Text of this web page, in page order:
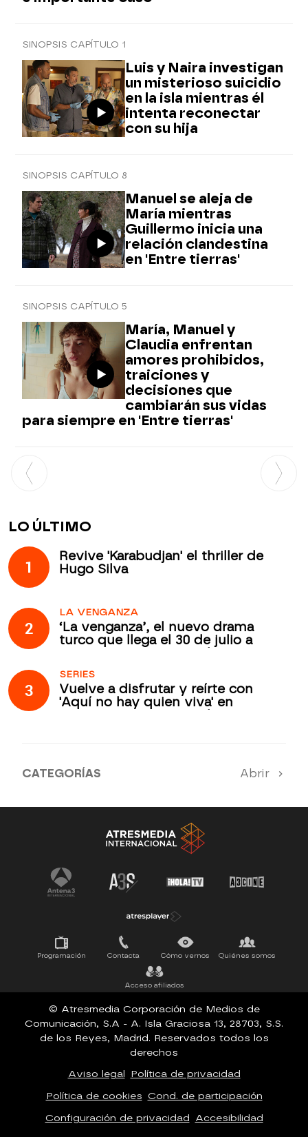
SINOPSIS CAPÍTULO 1
Luis y Naira investigan
un misterioso suicidio
en la isla mientras él
intenta reconectar
con su hija
SINOPSIS CAPÍTULO 8
Manuel se aleja de
María mientras
Guillermo inicia una
relación clandestina
en 'Entre tierras'
SINOPSIS CAPÍTULO 5
María, Manuel y
Claudia enfrentan
amores prohibidos,
traiciones y
decisiones que
cambiarán sus vidas
para siempre en 'Entre tierras'
LO ÚLTIMO
1
Revive 'Karabudjan' el thriller de
Hugo Silva
2
LA VENGANZA
‘La venganza’, el nuevo drama
turco que llega el 30 de julio a
3
SERIES
Vuelve a disfrutar y reírte con
'Aquí no hay quien viva' en
CATEGORÍAS Abrir
SERIES 100% EN ESPAÑOL ESTRENOS
SUEÑOS DE LIBERTAD
Programación Contacta Cómo vernos Quiénes somos
Acceso afiliados
© Atresmedia Corporación de Medios de
Comunicación, S.A - A. Isla Graciosa 13, 28703, S.S.
de los Reyes, Madrid. Reservados todos los
derechos
Aviso legal Política de privacidad
Política de cookies Cond. de participación
Configuración de privacidad Accesibilidad